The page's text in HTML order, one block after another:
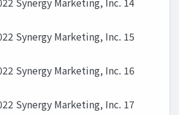
Synergy Marketing, Inc. 15
Synergy Marketing, Inc. 16
Synergy Marketing, Inc. 17